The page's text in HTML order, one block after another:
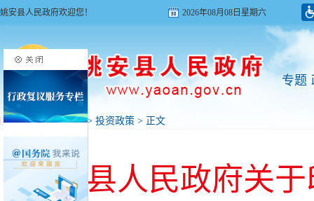
姚安县人民政府欢迎您！ 2026年08月08日星期六
专题
首页>投资姚安> 投资政策 > 正文
姚安县人民政府关